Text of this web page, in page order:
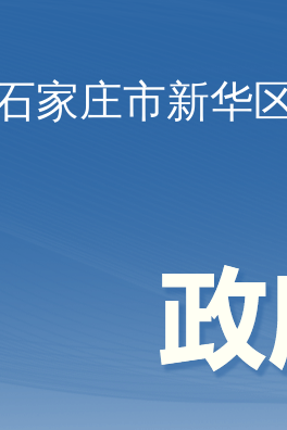
家庄市新华